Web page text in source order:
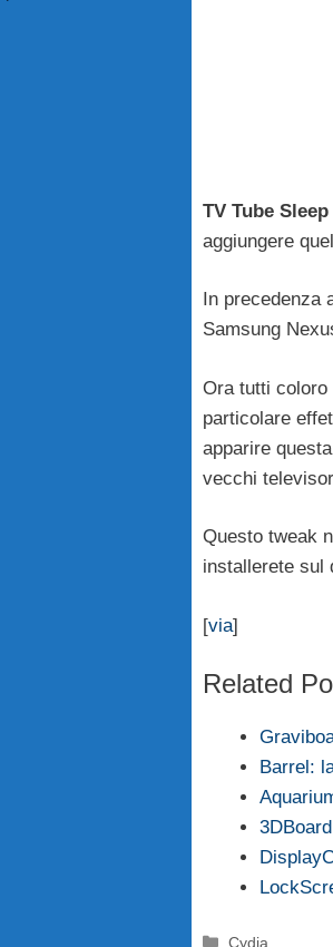
TV Tube Sleep
aggiungere
In precedenza
Samsung
Ora tutti coloro
particolare
apparire
vecchi
Questo tweak
installerete sul
[via]
Related
Barrel:
Categorie
Cydia